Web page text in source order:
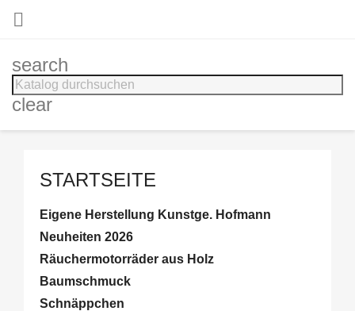

search
clear
STARTSEITE
Eigene Herstellung Kunstge. Hofmann
Neuheiten 2026
Räuchermotorräder aus Holz
Baumschmuck
Schnäppchen